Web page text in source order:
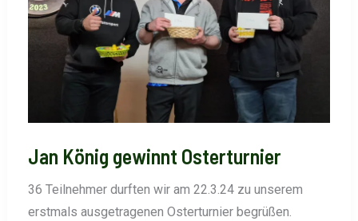
Jan König gewinnt Osterturnier
36 Teilnehmer durften wir am 22.3.24 zu unserem
erstmals ausgetragenen Osterturnier begrüßen.